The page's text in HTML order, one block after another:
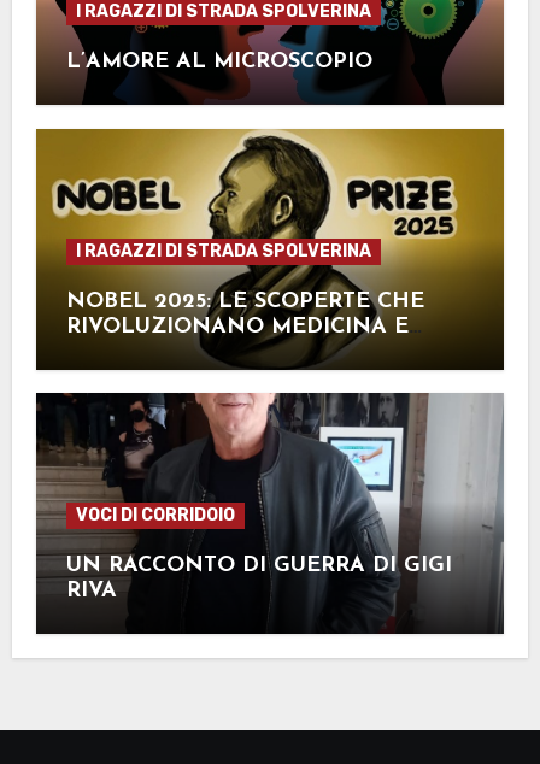
I RAGAZZI DI STRADA SPOLVERINA
L’AMORE AL MICROSCOPIO
I RAGAZZI DI STRADA SPOLVERINA
NOBEL 2025: LE SCOPERTE CHE
RIVOLUZIONANO MEDICINA E
VOCI DI CORRIDOIO
UN RACCONTO DI GUERRA DI GIGI
RIVA